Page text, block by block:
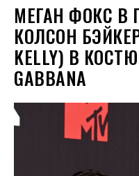
МЕГАН ФОКС В
КОЛСОН БЭЙКЕР
KELLY) В
GABBANA